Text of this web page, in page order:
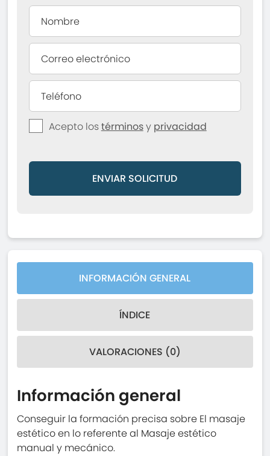
Acepto lostérminosy privacidad
ENVIAR SOLICITUD
INFORMACIÓN GENERAL
ÍNDICE
VALORACIONES (0)
Información general
Conseguir la formación precisa sobre El masaje
estético en lo referente al Masaje estético
manual y mecánico.